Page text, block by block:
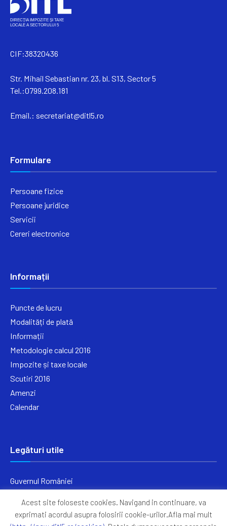
CIF:38320436
Str. Mihail Sebastian nr. 23, bl. S13, Sector 5
Tel.:0799.208.181
Email.: secretariat@ditl5.ro
Formulare
Persoane fizice
Persoane juridice
Servicii
Cereri electronice
Informații
Puncte de lucru
Modalități de plată
Informații
Metodologie calcul 2016
Impozite și taxe locale
Scutiri 2016
Amenzi
Calendar
Legături utile
Guvernul României
Primăria Sectorul 5
Acest site foloseste cookies. Navigand in continuare, va
exprimati acordul asupra folosirii cookie-urilor.Afla mai mult